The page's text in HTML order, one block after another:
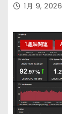
1月 9, 2026
1.趣味関連